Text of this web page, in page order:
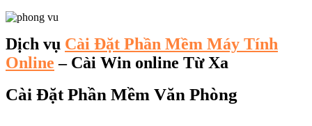
Dịch vụ Cài Đặt Phần Mềm Máy Tính
Online – Cài Win online Từ Xa
Cài Đặt Phần Mềm Văn Phòng